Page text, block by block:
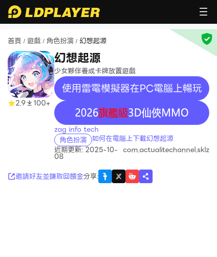
首頁 / 遊戲 / 角色扮演 / 幻想起源
2.9 100+
幻想起源
少女夥伴養成卡牌放置遊戲
使用雷電模擬器在PC電腦上暢玩
recommend
zag info tech
角色扮演 如何在電腦上下載幻想起源
近期更新: 2025-10-
08
com.actualitechannel.sklz
邀請好友並賺取回饋金分享: